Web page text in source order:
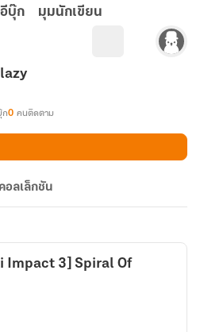
อีบุ๊ก มุมนักเขียน
ก0 คนติดตาม
คอลเล็กชัน
Impact 3] Spiral Of